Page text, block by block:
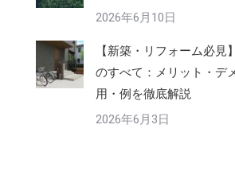
2026年6月10日
【新築・リフォーム必見
のすべて：メリット・デ
用・例を徹底解説
2026年6月3日